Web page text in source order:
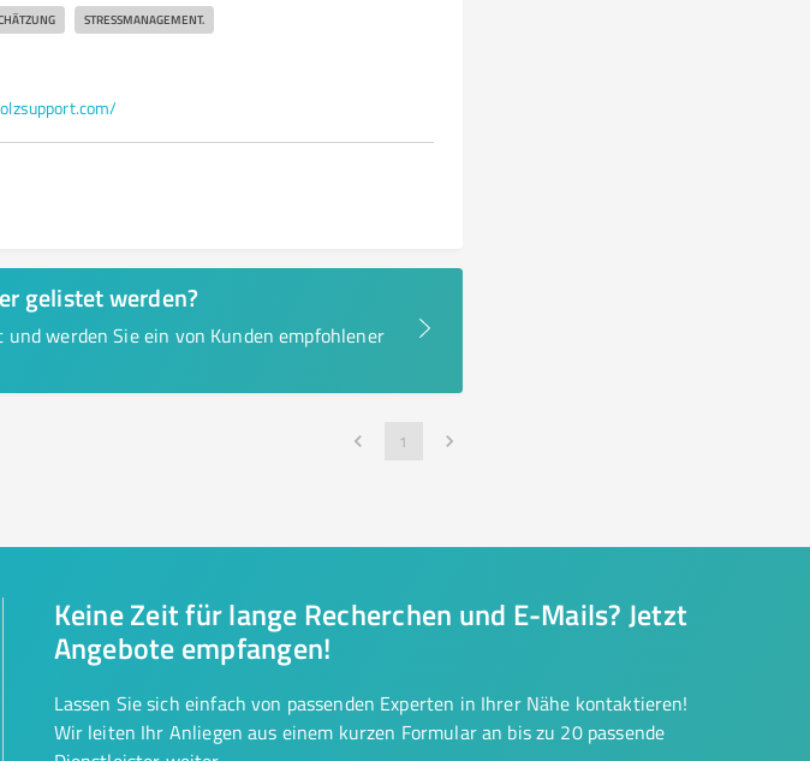
STRESSMANAGEMENT.
gelistet werden?
werden Sie ein von Kunden empfohlener
1
Keine Zeit für lange Recherchen und E-Mails? Jetzt
Angebote empfangen!
Lassen Sie sich einfach von passenden Experten in Ihrer Nähe kontaktieren!
Wir leiten Ihr Anliegen aus einem kurzen Formular an bis zu 20 passende